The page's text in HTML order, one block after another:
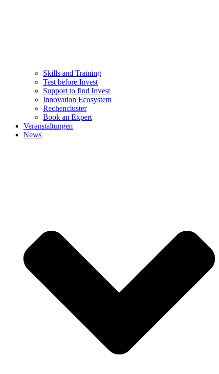
Skills and Training
Test before Invest
Support to find Invest
Innovation Ecosystem
Rechencluster​
Book an Expert
Veranstaltungen
News